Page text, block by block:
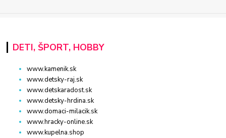
DETI, ŠPORT, HOBBY
www.kamenik.sk
www.detsky-raj.sk
www.detskaradost.sk
www.detsky-hrdina.sk
www.domaci-milacik.sk
www.hracky-online.sk
www.kupelna.shop